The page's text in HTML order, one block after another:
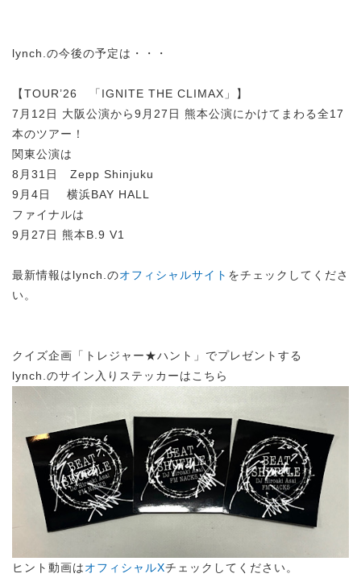
lynch.の今後の予定は・・・
【TOUR’26 「IGNITE THE CLIMAX」】
7月12日 大阪公演から9月27日 熊本公演にかけてまわる全17
本のツアー！
関東公演は
8月31日 Zepp Shinjuku
9月4日 横浜BAY HALL
ファイナルは
9月27日 熊本B.9 V1
最新情報はlynch.のオフィシャルサイト をチェックしてくださ
い。
クイズ企画「トレジャー★ハント」でプレゼントする
lynch.のサイン入りステッカーはこちら
ヒント動画はオフィシャルXチェックしてください。